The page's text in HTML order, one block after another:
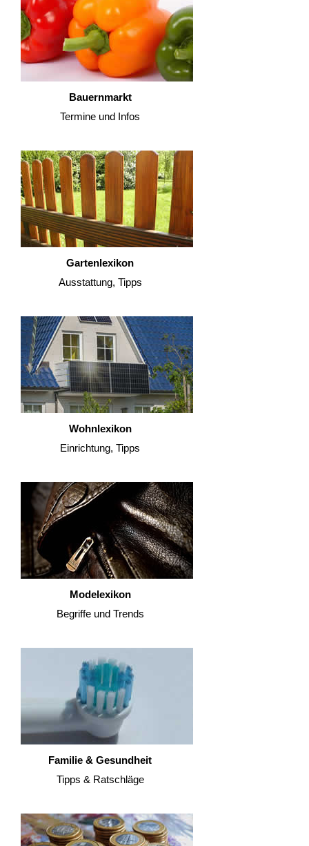
Bauernmarkt
Termine und Infos
Gartenlexikon
Ausstattung, Tipps
Wohnlexikon
Einrichtung, Tipps
Modelexikon
Begriffe und Trends
Familie & Gesundheit
Tipps & Ratschläge